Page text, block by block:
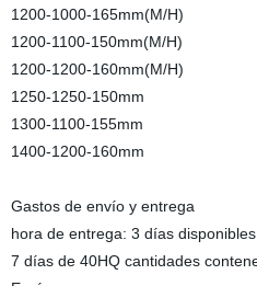
1200-1000-165mm(M/H)
1200-1100-150mm(M/H)
1200-1200-160mm(M/H)
1250-1250-150mm
1300-1100-155mm
1400-1200-160mm
Gastos de envío y entrega
hora de entrega: 3 días
7 días de 40HQ cantidades